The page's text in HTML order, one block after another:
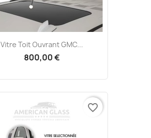
Vitre Toit Ouvrant GMC...
800,00 €
favorite_border